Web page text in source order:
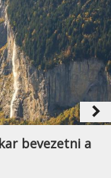
navigate_next
bevezetni a